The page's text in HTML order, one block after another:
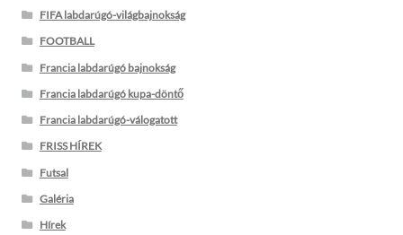
FIFA labdarúgó-világbajnokság
FOOTBALL
Francia labdarúgó bajnokság
Francia labdarúgó kupa-döntő
Francia labdarúgó-válogatott
FRISS HÍREK
Futsal
Galéria
Hírek